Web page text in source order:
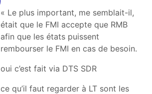
« Le plus important, me semblait-il,
était que le FMI accepte que RMB
afin que les états puissent
rembourser le FMI en cas de besoin.
oui c’est fait via DTS SDR
ce qu’il faut regarder à LT sont les